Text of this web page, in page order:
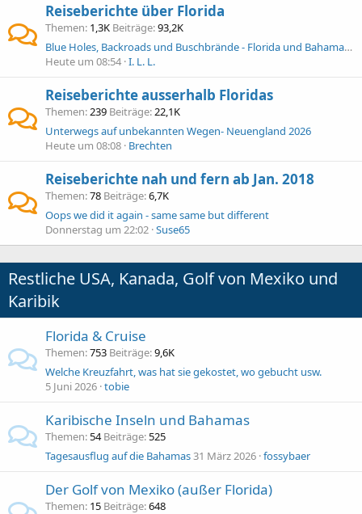
Reiseberichte über Florida
Themen 1,3K Beiträge 93,2K
Blue Holes, Backroads und Buschbrände - Florida und Bahamas 2026
Heute um 08:54 I. L. L.
Reiseberichte ausserhalb Floridas
Themen 239 Beiträge 22,1K
Unterwegs auf unbekannten Wegen- Neuengland 2026
Heute um 08:08 Brechten
Reiseberichte nah und fern ab Jan. 2018
Themen 78 Beiträge 6,7K
Oops we did it again - same same but different
Donnerstag um 22:02 Suse65
Restliche USA, Kanada, Golf von Mexiko und
Karibik
Florida & Cruise
Themen 753 Beiträge 9,6K
Welche Kreuzfahrt, was hat sie gekostet, wo gebucht usw.
5 Juni 2026 tobie
Karibische Inseln und Bahamas
Themen 54 Beiträge 525
Tagesausflug auf die Bahamas31 März 2026 fossybaer
Der Golf von Mexiko (außer Florida)
Themen 15 Beiträge 648